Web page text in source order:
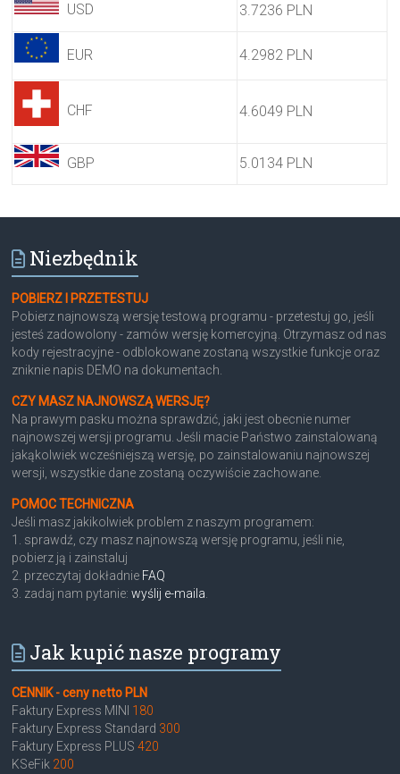
USD
3.7236 PLN
EUR 4.2982 PLN
CHF 4.6049 PLN
GBP 5.0134 PLN
Niezbędnik
POBIERZ I PRZETESTUJ
Pobierz najnowszą wersję testową programu - przetestuj go, jeśli
jesteś zadowolony - zamów wersję komercyjną. Otrzymasz od nas
kody rejestracyjne - odblokowane zostaną wszystkie funkcje oraz
zniknie napis DEMO na dokumentach.
CZY MASZ NAJNOWSZĄ WERSJĘ?
Na prawym pasku można sprawdzić, jaki jest obecnie numer
najnowszej wersji programu. Jeśli macie Państwo zainstalowaną
jakąkolwiek wcześniejszą wersję, po zainstalowaniu najnowszej
wersji, wszystkie dane zostaną oczywiście zachowane.
POMOC TECHNICZNA
Jeśli masz jakikolwiek problem z naszym programem:
1. sprawdź, czy masz najnowszą wersję programu, jeśli nie,
pobierz ją i zainstaluj
2. przeczytaj dokładnie FAQ
3. zadaj nam pytanie:wyślij e-maila.
Jak kupić nasze programy
CENNIK - ceny netto PLN
Faktury Express MINI 180
Faktury Express Standard 300
Faktury Express PLUS420
KSeFik 200